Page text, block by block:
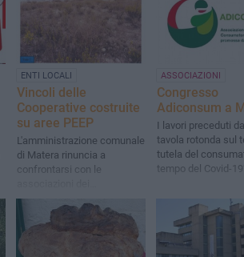
ENTI LOCALI
Vincoli delle
Cooperative costruite
su aree PEEP
L'amministrazione comunale
di Matera rinuncia a
confrontarsi con le
consumatori e penalizza i
cittadini
ASSOCIAZIONI
Congresso
Adiconsum a
I lavori preceduti
tavola rotonda sul
tutela del
tempo del Covid-